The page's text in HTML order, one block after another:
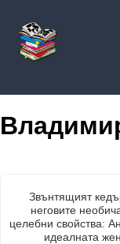
Звънтящият
неговите
целебни свойства:
идеалната